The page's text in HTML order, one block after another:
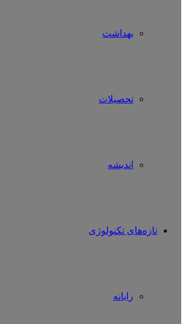
بهداشت
تحصیلات
اندیشه
تازه‌های تکنولوژی
رایانه